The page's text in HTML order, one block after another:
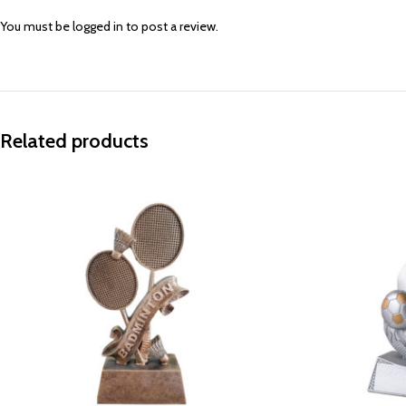
You must belogged in to post a review.
Related products